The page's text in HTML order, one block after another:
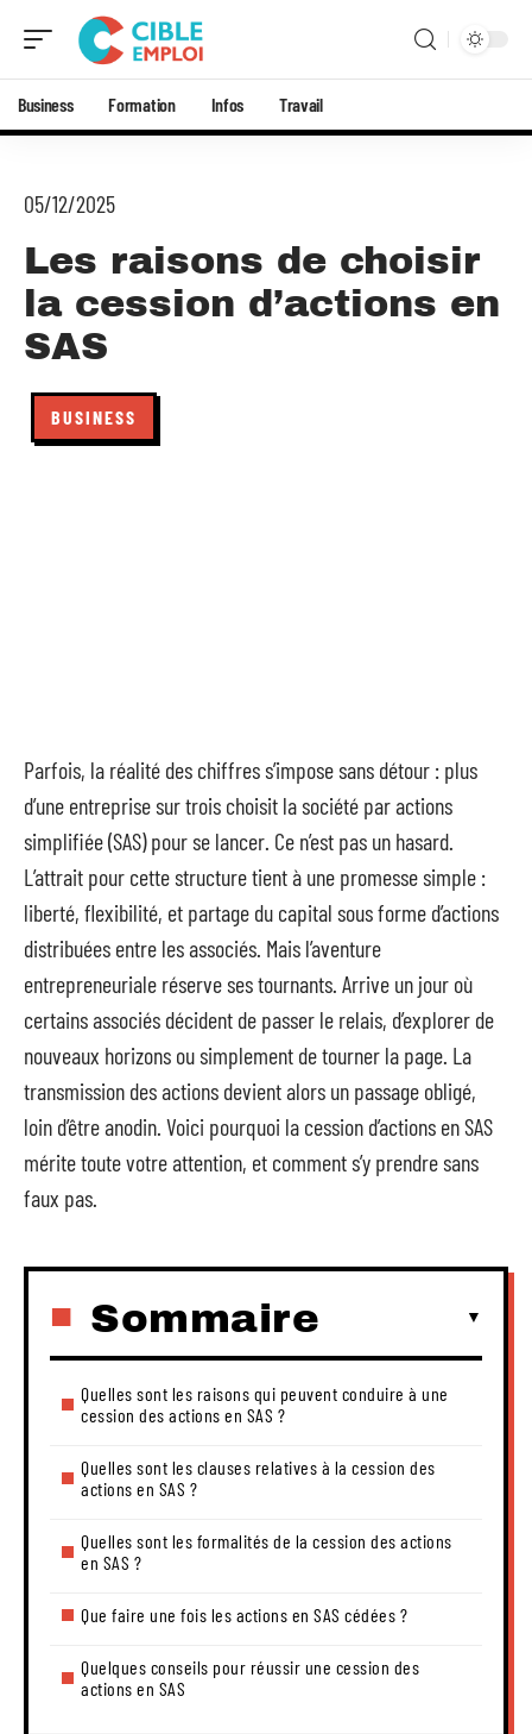
Business Formation Infos Travail
05/12/2025
Les raisons de choisir
la cession d’actions en
SAS
BUSINESS
Parfois, la réalité des chiffres s’impose sans détour : plus
d’une entreprise sur trois choisit la société par actions
simplifiée (SAS) pour se lancer. Ce n’est pas un hasard.
L’attrait pour cette structure tient à une promesse simple :
liberté, flexibilité, et partage du capital sous forme d’actions
distribuées entre les associés. Mais l’aventure
entrepreneuriale réserve ses tournants. Arrive un jour où
certains associés décident de passer le relais, d’explorer de
nouveaux horizons ou simplement de tourner la page. La
transmission des actions devient alors un passage obligé,
loin d’être anodin. Voici pourquoi la cession d’actions en SAS
mérite toute votre attention, et comment s’y prendre sans
faux pas.
Sommaire
Quelles sont les raisons qui peuvent conduire à une
cession des actions en SAS ?
Quelles sont les clauses relatives à la cession des
actions en SAS ?
Quelles sont les formalités de la cession des actions
en SAS ?
Que faire une fois les actions en SAS cédées ?
Quelques conseils pour réussir une cession des
actions en SAS